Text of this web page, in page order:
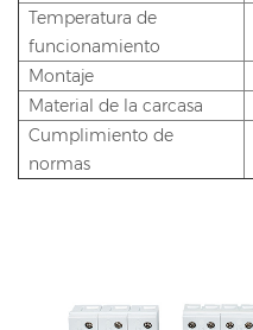
Temperatura de
funcionamiento
Montaje
Material de la carcasa
Cumplimiento de
normas